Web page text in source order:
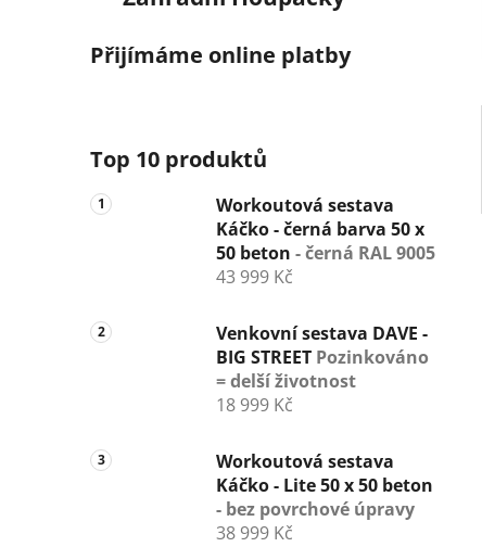
a
l
Přijímáme online platby
Top 10 produktů
Workoutová sestava
Káčko - černá barva 50 x
50 beton - černá RAL 9005
43 999 Kč
Venkovní sestava DAVE -
BIG STREET Pozinkováno
= delší životnost
18 999 Kč
Workoutová sestava
Káčko - Lite 50 x 50 beton
- bez povrchové úpravy
38 999 Kč